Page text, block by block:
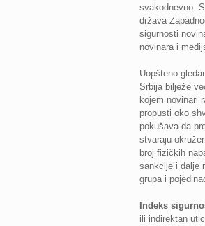
svakodnevno.
država
sigurnosti
novinara i
Uopšteno
Srbija bilježe
kojem novinari
propusti oko
pokušava da
stvaraju
broj fizičkih
sankcije i dalje
grupa i
Indeks
ili indirektan